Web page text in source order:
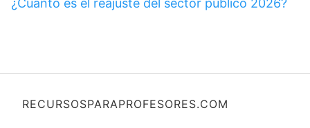
¿Cuánto es el reajuste del sector público 2026?
RECURSOSPARAPROFESORES.COM